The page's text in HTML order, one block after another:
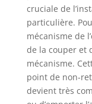
cruciale de
particulière.
mécanisme de
de la couper et
mécanisme.
point de non-
devient très